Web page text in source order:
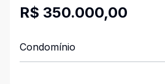
R$ 350.000,00
Condomínio